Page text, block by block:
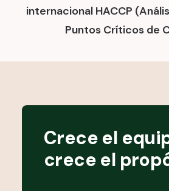
internacional HACCP
Puntos Críticos de
Crece el
crece el